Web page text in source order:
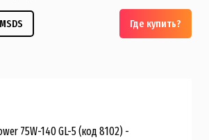
Где купить?
MSDS
75W-140 GL-5 (код 8102) -